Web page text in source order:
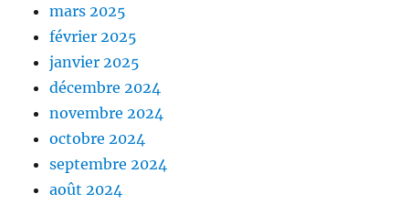
mars 2025
février 2025
janvier 2025
décembre 2024
novembre 2024
octobre 2024
septembre 2024
août 2024